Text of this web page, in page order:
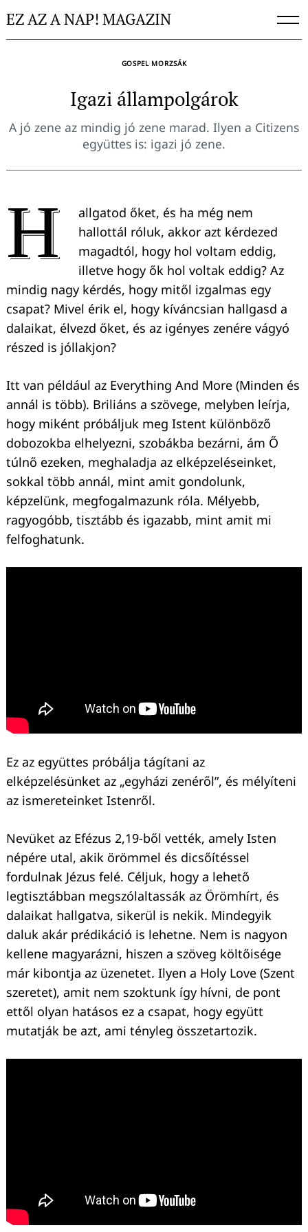
toEZ AZ A NAP! MAGAZIN
GOSPEL MORZSÁK
Igazi állampolgárok
A jó zene az mindig jó zene marad. Ilyen a Citizens
együttes is: igazi jó zene.
H
allgatod őket, és ha még nem
hallottál róluk, akkor azt kérdezed
magadtól, hogy hol voltam eddig,
illetve hogy ők hol voltak eddig? Az
mindig nagy kérdés, hogy mitől izgalmas egy
csapat? Mivel érik el, hogy kíváncsian hallgasd a
dalaikat, élvezd őket, és az igényes zenére vágyó
részed is jóllakjon?
Itt van például az Everything And More (Minden és
annál is több). Briliáns a szövege, melyben leírja,
hogy miként próbáljuk meg Istent különböző
dobozokba elhelyezni, szobákba bezárni, ám Ő
túlnő ezeken, meghaladja az elképzeléseinket,
sokkal több annál, mint amit gondolunk,
képzelünk, megfogalmazunk róla. Mélyebb,
ragyogóbb, tisztább és igazabb, mint amit mi
felfoghatunk.
Ez az együttes próbálja tágítani az
elképzelésünket az „egyházi zenéről”, és mélyíteni
az ismereteinket Istenről.
Nevüket az Efézus 2,19-ből vették, amely Isten
népére utal, akik örömmel és dicsőítéssel
fordulnak Jézus felé. Céljuk, hogy a lehető
legtisztábban megszólaltassák az Örömhírt, és
dalaikat hallgatva, sikerül is nekik. Mindegyik
daluk akár prédikáció is lehetne. Nem is nagyon
kellene magyarázni, hiszen a szöveg költőisége
már kibontja az üzenetet. Ilyen a Holy Love (Szent
szeretet), amit nem szoktunk így hívni, de pont
ettől olyan hatásos ez a csapat, hogy együtt
mutatják be azt, ami tényleg összetartozik.